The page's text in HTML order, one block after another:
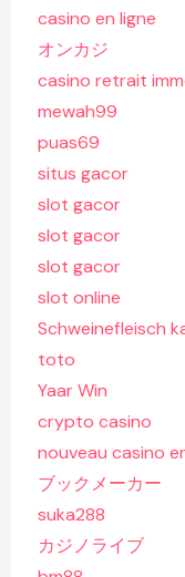
casino en ligne
オンカジ
casino retrait
mewah99
puas69
situs gacor
slot gacor
slot gacor
slot gacor
slot online
Schweinefleisch
toto
Yaar Win
crypto casino
nouveau casino
ブックメーカー
suka288
カジノライブ